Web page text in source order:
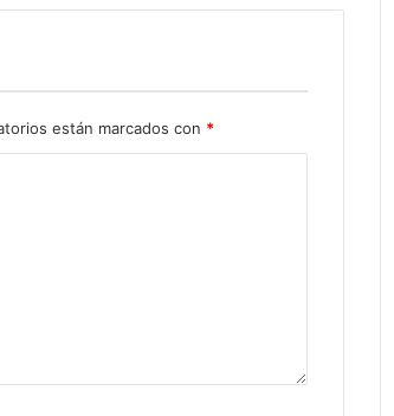
están marcados con *